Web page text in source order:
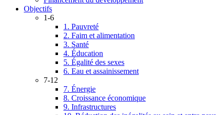
Objectifs
1-6
1. Pauvreté
2. Faim et alimentation
3. Santé
4. Éducation
5. Égalité des sexes
6. Eau et assainissement
7-12
7. Énergie
8. Croissance économique
9. Infrastructures